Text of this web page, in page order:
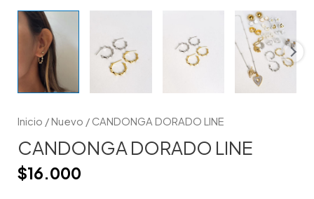
Inicio /Nuevo / CANDONGA DORADO LINE
CANDONGA DORADO LINE
$16.000